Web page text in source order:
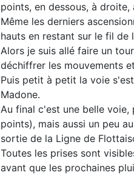
points, en dessous, à droite,
Même les derniers
hauts en restant sur le fil de
Alors je suis allé faire un
déchiffrer les mouvements
Puis petit à petit la voie
Madone.
Au final c'est une belle
points), mais aussi un peu
sortie de la Ligne de
Toutes les prises sont
avant que les prochaines